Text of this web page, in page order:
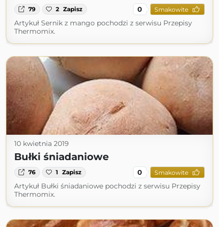
79 2 Zapisz 0 Smakowite
Artykuł Sernik z mango pochodzi z serwisu Przepisy
Thermomix.
10 kwietnia 2019
Bułki śniadaniowe
76 1 Zapisz 0 Smakowite
Artykuł Bułki śniadaniowe pochodzi z serwisu Przepisy
Thermomix.